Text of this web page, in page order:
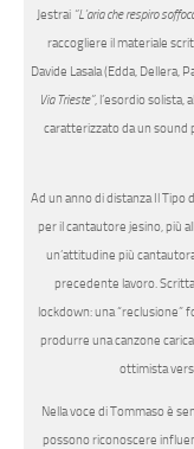
Jestrai “L’aria che respiro
raccogliere il materiale
Davide Lasala (Edda, Dellera,
Via Trieste”, l’esordio solista,
caratterizzato da un sound
Ad un anno di distanza Il Tipo
per il cantautore jesino, più
un’attitudine più
precedente lavoro.
lockdown: una “reclusione”
produrre una canzone
ottimista
Nella voce di Tommaso è
possono riconoscere